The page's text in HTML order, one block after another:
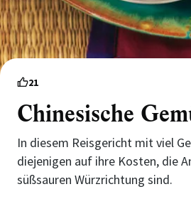
21
Chinesische
In diesem Reisgericht mit viel
diejenigen auf ihre Kosten, die
süßsauren Würzrichtung sind.